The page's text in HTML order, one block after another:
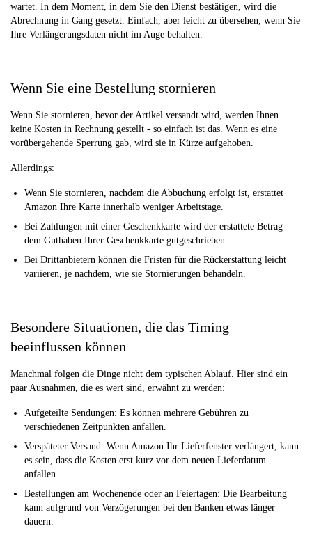
wartet. In dem Moment, in dem Sie den Dienst bestätigen, wird die
Abrechnung in Gang gesetzt. Einfach, aber leicht zu übersehen, wenn Sie
Ihre Verlängerungsdaten nicht im Auge behalten.
Wenn Sie eine Bestellung stornieren
Wenn Sie stornieren, bevor der Artikel versandt wird, werden Ihnen
keine Kosten in Rechnung gestellt - so einfach ist das. Wenn es eine
vorübergehende Sperrung gab, wird sie in Kürze aufgehoben.
Allerdings:
Wenn Sie stornieren, nachdem die Abbuchung erfolgt ist, erstattet
Amazon Ihre Karte innerhalb weniger Arbeitstage.
Bei Zahlungen mit einer Geschenkkarte wird der erstattete Betrag
dem Guthaben Ihrer Geschenkkarte gutgeschrieben.
Bei Drittanbietern können die Fristen für die Rückerstattung leicht
variieren, je nachdem, wie sie Stornierungen behandeln.
Besondere Situationen, die das Timing
beeinflussen können
Manchmal folgen die Dinge nicht dem typischen Ablauf. Hier sind ein
paar Ausnahmen, die es wert sind, erwähnt zu werden:
Aufgeteilte Sendungen: Es können mehrere Gebühren zu
verschiedenen Zeitpunkten anfallen.
Verspäteter Versand: Wenn Amazon Ihr Lieferfenster verlängert, kann
es sein, dass die Kosten erst kurz vor dem neuen Lieferdatum
anfallen.
Bestellungen am Wochenende oder an Feiertagen: Die Bearbeitung
kann aufgrund von Verzögerungen bei den Banken etwas länger
dauern.